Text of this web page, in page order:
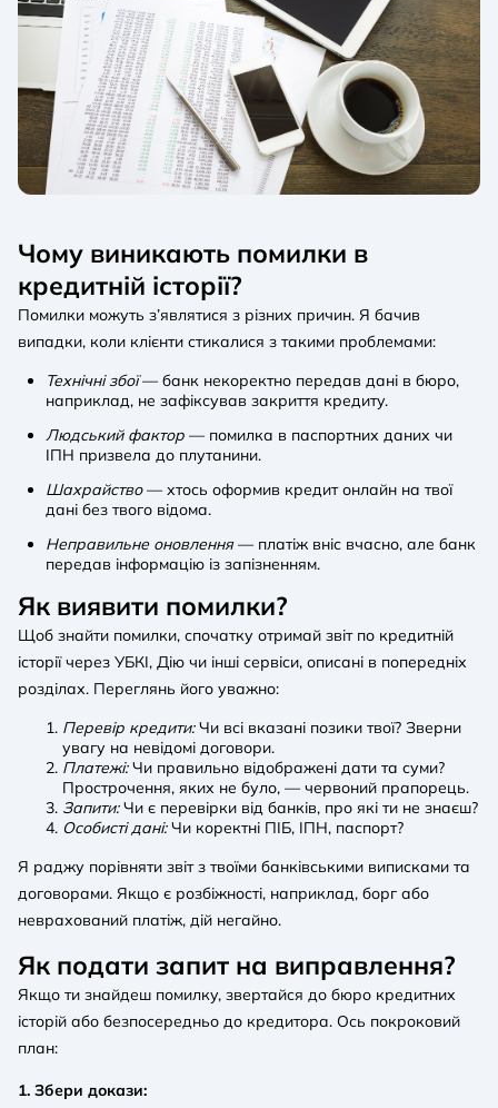
Чому виникають помилки в
кредитній історії?
Помилки можуть з’являтися з різних причин. Я бачив
випадки, коли клієнти стикалися з такими проблемами:
Технічні збої— банк некоректно передав дані в бюро,
наприклад, не зафіксував закриття кредиту.
Людський фактор — помилка в паспортних даних чи
ІПН призвела до плутанини.
Шахрайство— хтось оформив кредит онлайн на твої
дані без твого відома.
Неправильне оновлення— платіж вніс вчасно, але банк
передав інформацію із запізненням.
Як виявити помилки?
Щоб знайти помилки, спочатку отримай звіт по кредитній
історії через УБКІ, Дію чи інші сервіси, описані в попередніх
розділах. Переглянь його уважно:
Перевір кредити:Чи всі вказані позики твої? Зверни
увагу на невідомі договори.
Платежі:Чи правильно відображені дати та суми?
Прострочення, яких не було, — червоний прапорець.
Запити:Чи є перевірки від банків, про які ти не знаєш?
Особисті дані:Чи коректні ПІБ, ІПН, паспорт?
Я раджу порівняти звіт з твоїми банківськими виписками та
договорами. Якщо є розбіжності, наприклад, борг або
неврахований платіж, дій негайно.
Як подати запит на виправлення?
Якщо ти знайдеш помилку, звертайся до бюро кредитних
історій або безпосередньо до кредитора. Ось покроковий
план:
1. Збери докази: